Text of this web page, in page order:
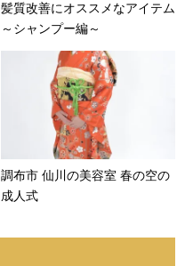
髪質改善にオススメなアイテム
～シャンプー編～
調布市 仙川の美容室 春の空の
成人式